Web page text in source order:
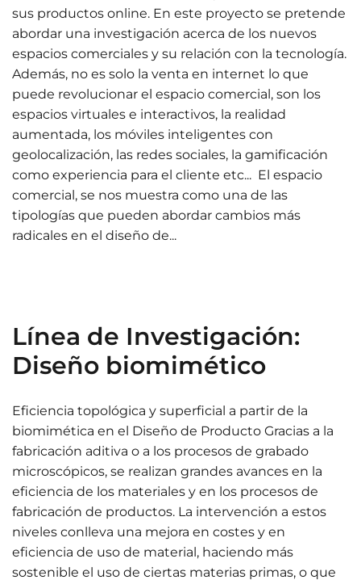
sus productos online. En este proyecto se pretende
abordar una investigación acerca de los nuevos
espacios comerciales y su relación con la tecnología.
Además, no es solo la venta en internet lo que
puede revolucionar el espacio comercial, son los
espacios virtuales e interactivos, la realidad
aumentada, los móviles inteligentes con
geolocalización, las redes sociales, la gamificación
como experiencia para el cliente etc... El espacio
comercial, se nos muestra como una de las
tipologías que pueden abordar cambios más
radicales en el diseño de...
Línea de Investigación:
Diseño biomimético
Eficiencia topológica y superficial a partir de la
biomimética en el Diseño de Producto Gracias a la
fabricación aditiva o a los procesos de grabado
microscópicos, se realizan grandes avances en la
eficiencia de los materiales y en los procesos de
fabricación de productos. La intervención a estos
niveles conlleva una mejora en costes y en
eficiencia de uso de material, haciendo más
sostenible el uso de ciertas materias primas, o que